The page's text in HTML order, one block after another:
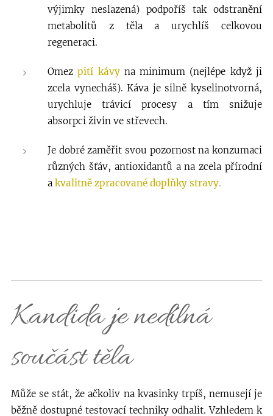
výjimky neslazená) podpoříš tak odstranění
metabolitů z těla a urychlíš celkovou
regeneraci.
Omez pití kávy na minimum (nejlépe když ji
zcela vynecháš). Káva je silně kyselinotvorná,
urychluje trávicí procesy a tím snižuje
absorpci živin ve střevech.
Je dobré zaměřit svou pozornost na konzumaci
různých šťáv, antioxidantů a na zcela přírodní
a kvalitně zpracované doplňky stravy.
Kandida je nedílná
součást těla
Může se stát, že ačkoliv na kvasinky trpíš, nemusejí je
běžně dostupné testovací techniky odhalit. Vzhledem k